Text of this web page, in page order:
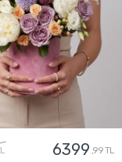
6399 ,99 TL